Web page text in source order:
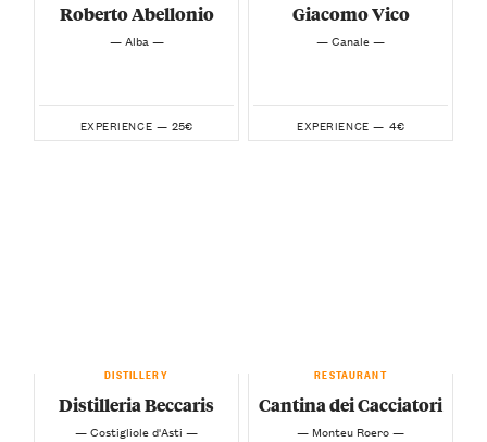
Roberto Abellonio
— Alba —
EXPERIENCE — 25€
Giacomo Vico
— Canale —
EXPERIENCE — 4€
DISTILLERY
Distilleria Beccaris
— Costigliole d'Asti —
RESTAURANT
Cantina dei Cacciatori
— Monteu Roero —